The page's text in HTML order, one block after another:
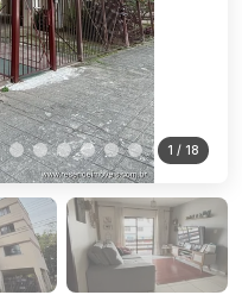
1 / 18